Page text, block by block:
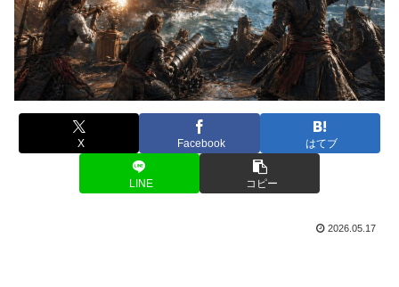
X Facebook はてブ
LINE コピー
2026.05.17